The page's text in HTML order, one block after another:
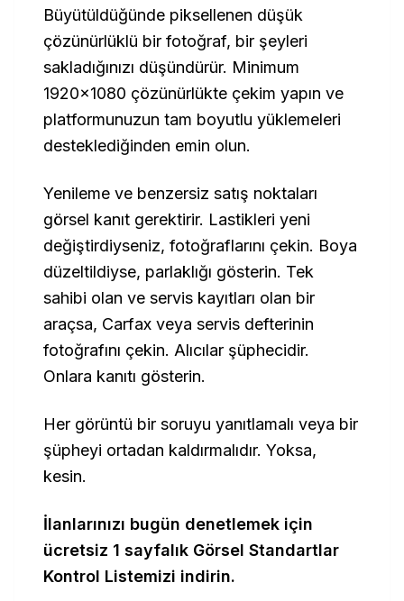
Büyütüldüğünde piksellenen düşük
çözünürlüklü bir fotoğraf, bir şeyleri
sakladığınızı düşündürür. Minimum
1920x1080 çözünürlükte çekim yapın ve
platformunuzun tam boyutlu yüklemeleri
desteklediğinden emin olun.
Yenileme ve benzersiz satış noktaları
görsel kanıt gerektirir. Lastikleri yeni
değiştirdiyseniz, fotoğraflarını çekin. Boya
düzeltildiyse, parlaklığı gösterin. Tek
sahibi olan ve servis kayıtları olan bir
araçsa, Carfax veya servis defterinin
fotoğrafını çekin. Alıcılar şüphecidir.
Onlara kanıtı gösterin.
Her görüntü bir soruyu yanıtlamalı veya bir
şüpheyi ortadan kaldırmalıdır. Yoksa,
kesin.
İlanlarınızı bugün denetlemek için
ücretsiz 1 sayfalık Görsel Standartlar
Kontrol Listemizi indirin.